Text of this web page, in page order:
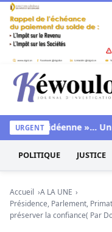
Aller au contenu
Kéwoulo, le premier
URGENT
», « sidéenne »… Un
POLITIQUE JUSTICE
Accueil
A LA UNE
Présidence, Parlement,
préserver la confiance( Par